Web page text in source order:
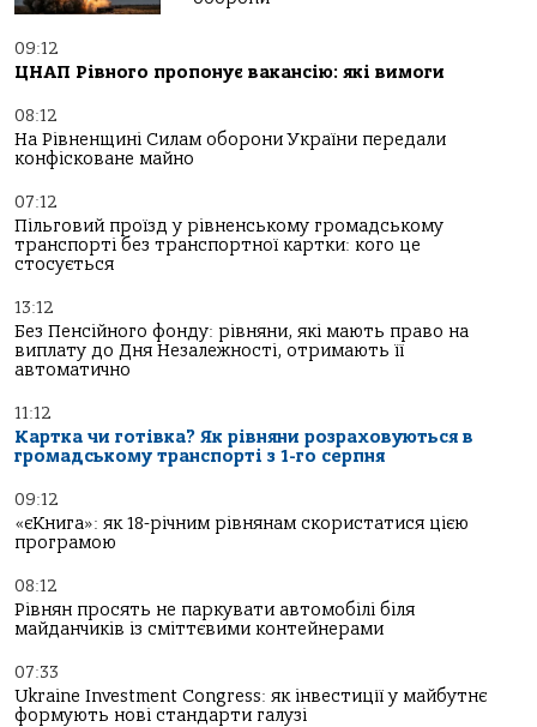
09:12
ЦНАП Рівного пропонує вакансію: які вимоги
08:12
На Рівненщині Силам оборони України передали
конфісковане майно
07:12
Пільговий проїзд у рівненському громадському
транспорті без транспортної картки: кого це
стосується
13:12
Без Пенсійного фонду: рівняни, які мають право на
виплату до Дня Незалежності, отримають її
автоматично
11:12
Картка чи готівка? Як рівняни розраховуються в
громадському транспорті з 1-го серпня
09:12
«єКнига»: як 18-річним рівнянам скористатися цією
програмою
08:12
Рівнян просять не паркувати автомобілі біля
майданчиків із сміттєвими контейнерами
07:33
Ukraine Investment Congress: як інвестиції у майбутнє
формують нові стандарти галузі